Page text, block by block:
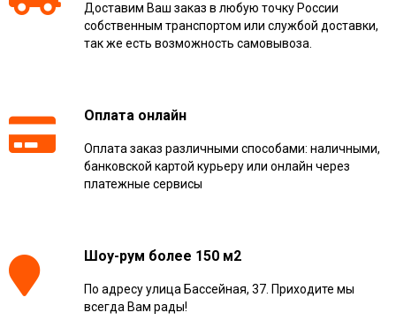
Доставим Ваш заказ в любую точку России
собственным транспортом или службой доставки,
так же есть возможность самовывоза.
Оплата онлайн
Оплата заказ различными способами: наличными,
банковской картой курьеру или онлайн через
платежные сервисы
Шоу-рум более 150 м2
По адресу улица Бассейная, 37. Приходите мы
всегда Вам рады!